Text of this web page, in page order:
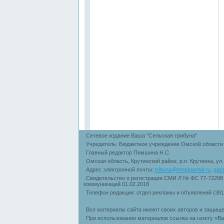
Сетевое издание Ваша "Сельская трибуна"
Учредитель: Бюджетное учреждение Омской
Главный редактор Пимшина Н.С.
Омская область, Крутинский район, р.п. Крутинка,
Адрес электронной почты: tribuna@omskportal.ru
Свидетельство о регистрации СМИ Л № ФС 77-
коммуникаций 01.02.2018
Телефон редакции: отдел рекламы и объявлений
Все материалы сайта имеют своих авторов и
При использовании материалов ссылка на газету